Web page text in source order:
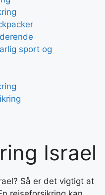
sport og
Israel
Så er det vigtigt at